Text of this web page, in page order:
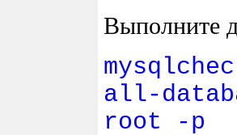
Выполните
all-
root -p